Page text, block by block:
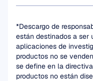
*Descargo de
están destinados a ser
aplicaciones de
productos no se
se define en la
productos no están